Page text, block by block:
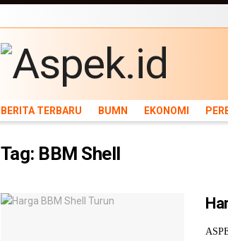
BERITA TERBARU BUMN EKONOMI PERBANKAN
TEKNOLOGI
BERITA TERBARU BUMN EKONOMI
Tag: BBM Shell